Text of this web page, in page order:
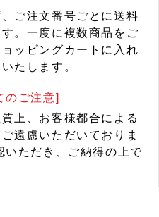
ご注文番号ごとに送料
。一度に複数商品をご
ッピングカートに入れ
たします。
のご注意]
上、お客様都合による
遠慮いただいておりま
いただき、ご納得の上で